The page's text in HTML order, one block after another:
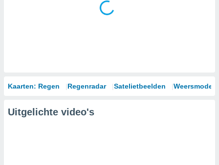
Kaarten: Regen Regenradar Satelietbeelden
Uitgelichte video's